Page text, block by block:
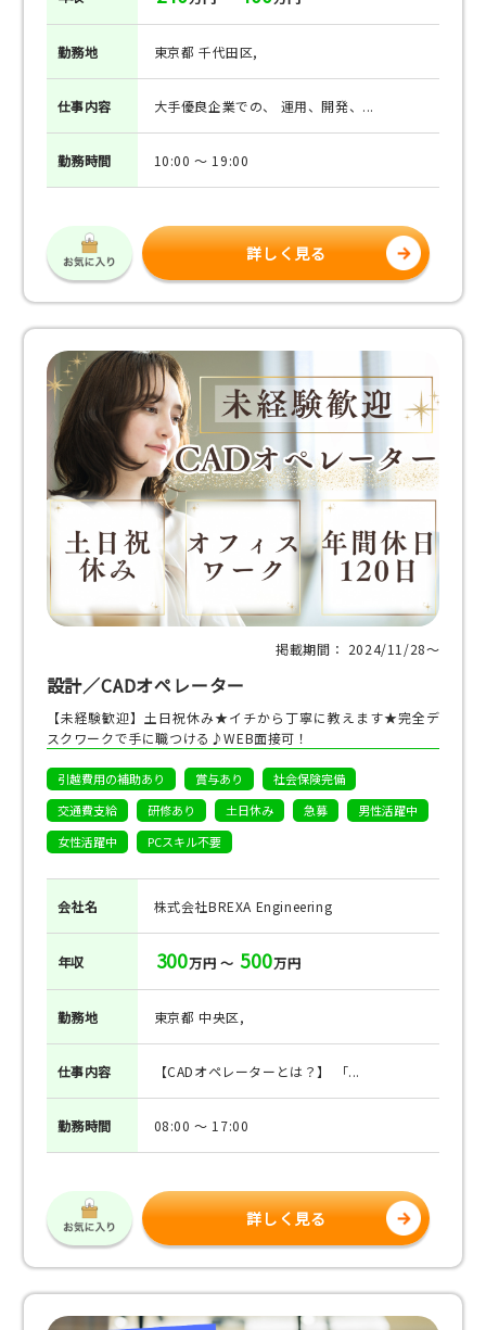
勤務地 東京都 千代田区,
仕事内容 大手優良企業での、 運用、開発、...
勤務時間 10:00 ～ 19:00
詳しく見る
掲載期間： 2024/11/28〜
設計／CADオペレーター
【未経験歓迎】土日祝休み★イチから丁寧に教えます★完全デ
スクワークで手に職つける♪WEB面接可！
引越費用の補助あり 賞与あり
社会保険完備
交通費支給
研修あり 土日休み 急募
男性活躍中
女性活躍中
PCスキル不要
会社名 株式会社BREXA Engineering
年収 300万円 ～ 500万円
勤務地 東京都 中央区,
仕事内容 【CADオペレーターとは？】 「...
勤務時間 08:00 ～ 17:00
詳しく見る